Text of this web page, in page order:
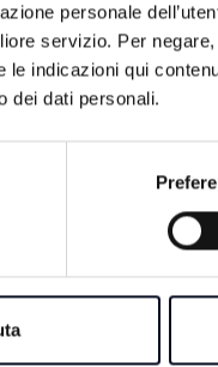
personale
servizio. Per
le indicazioni qui
dei dati personali.
Tq fa suo
il
Augusto Calzolari